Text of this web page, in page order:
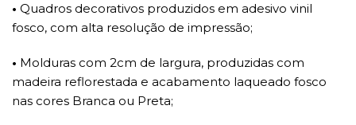
• Quadros decorativos produzidos em adesivo vinil
fosco, com alta resolução de impressão;
• Molduras com 2cm de largura, produzidas com
madeira reflorestada e acabamento laqueado fosco
nas cores Branca ou Preta;